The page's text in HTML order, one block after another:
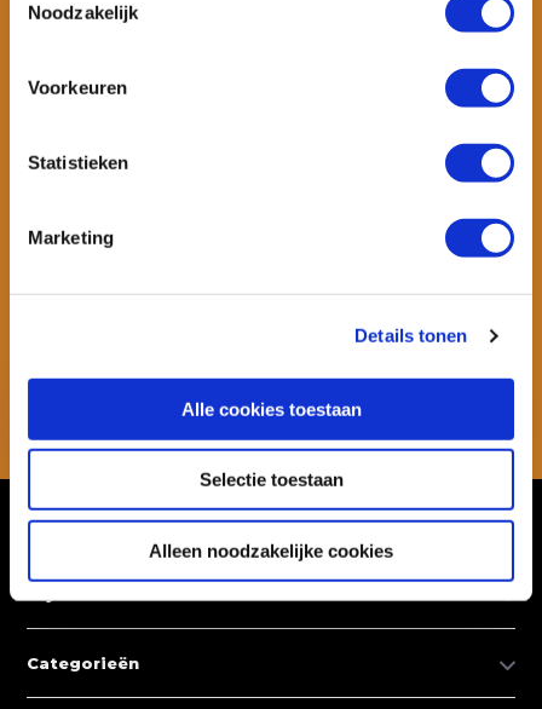
Noodzakelijk
Voorkeuren
Statistieken
Marketing
Details tonen
Alle cookies toestaan
Selectie toestaan
Alleen noodzakelijke cookies
* Lees hier de wettelijke beperkingen
Klantenservice
Categorieën